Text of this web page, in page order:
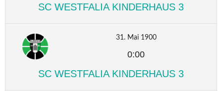
SC WESTFALIA KINDERHAUS 3
31. Mai 1900
0:00
SC WESTFALIA KINDERHAUS 3